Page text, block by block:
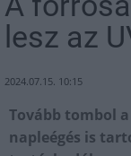
lesz az
2024.07.15. 10:15
Tovább tombol
napleégés is